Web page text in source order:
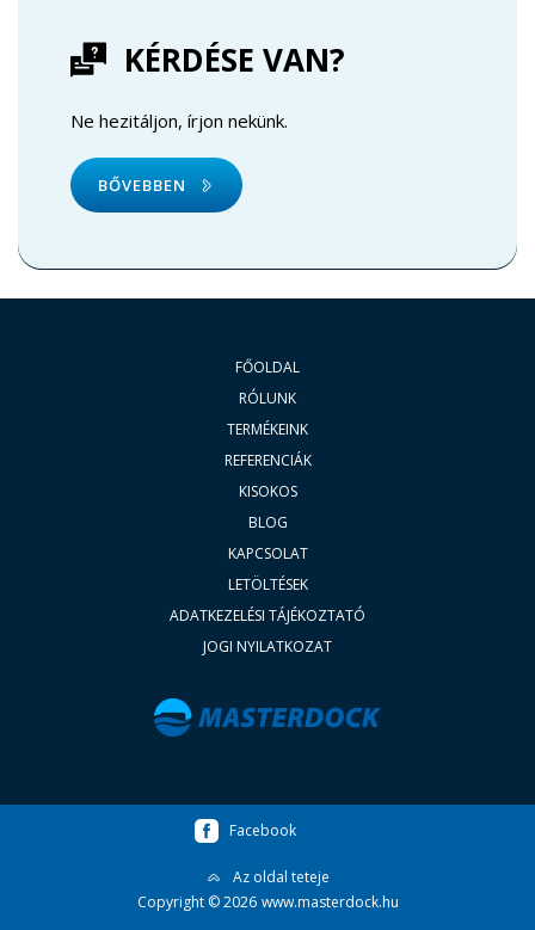
KÉRDÉSE VAN?
Ne hezitáljon, írjon nekünk.
BŐVEBBEN
FŐOLDAL
RÓLUNK
TERMÉKEINK
REFERENCIÁK
KISOKOS
BLOG
KAPCSOLAT
LETÖLTÉSEK
ADATKEZELÉSI TÁJÉKOZTATÓ
JOGI NYILATKOZAT
Facebook
Az oldal teteje
Copyright © 2026 www.masterdock.hu